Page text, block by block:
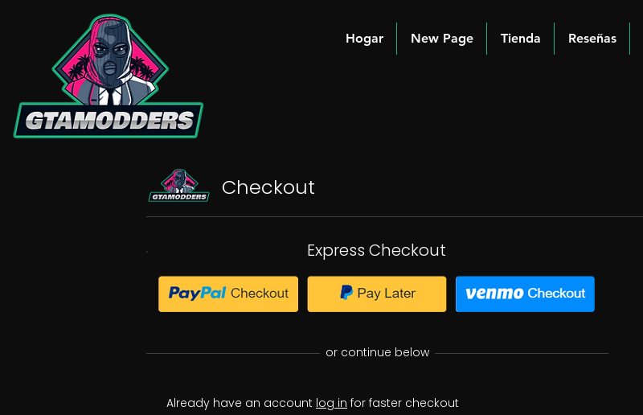
Hogar New Page Tienda Reseñas
Checkout
Express Checkout
or continue below
Already have an account log in for faster checkout